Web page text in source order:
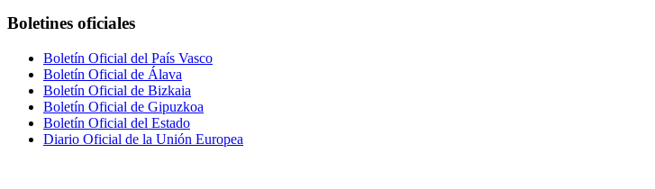
Boletines oficiales
Boletín Oficial del País Vasco
Boletín Oficial de Álava
Boletín Oficial de Bizkaia
Boletín Oficial de Gipuzkoa
Boletín Oficial del Estado
Diario Oficial de la Unión Europea